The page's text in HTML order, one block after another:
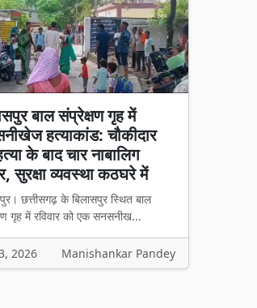
बाल संप्रेक्षण गृह में
हत्याकांड: चौकीदार
के बाद चार नाबालिग
सुरक्षा व्यवस्था कठघरे में
छत्तीसगढ़ के बिलासपुर स्थित बाल
गृह में रविवार को एक सनसनीख...
2026 Manishankar Pandey